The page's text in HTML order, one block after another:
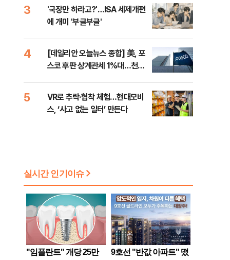
3
'국장만 하라고?'…ISA 세제개편
에 개미 '부글부글'
4
[데일리안 오늘뉴스 종합] 美, 포
스코 후판 상계관세 1%대…천하
5
VR로 추락·협착 체험…현대모비
스, ‘사고 없는 일터’ 만든다